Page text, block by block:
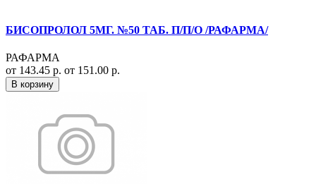
БИСОПРОЛОЛ 5МГ. №50 ТАБ. П/П/О /РАФАРМА/
РАФАРМА
от 143.45 р. от 151.00 р.
В корзину